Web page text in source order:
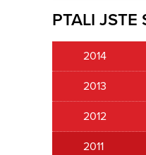
PTALI JSTE
2014
2013
2012
2011